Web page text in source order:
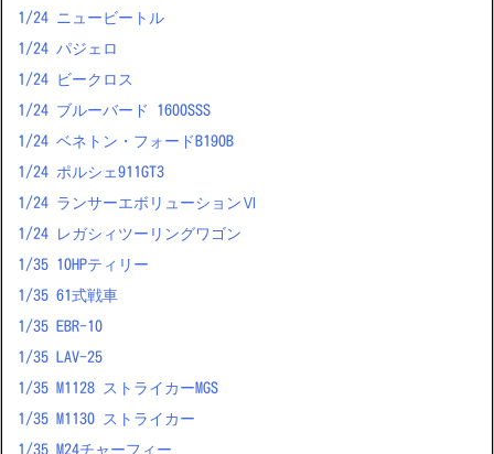
1/24 ニュービートル
1/24 パジェロ
1/24 ビークロス
1/24 ブルーバード 1600SSS
1/24 ベネトン・フォードB190B
1/24 ポルシェ911GT3
1/24 ランサーエボリューションⅥ
1/24 レガシィツーリングワゴン
1/35 10HPティリー
1/35 61式戦車
1/35 EBR-10
1/35 LAV-25
1/35 M1128 ストライカーMGS
1/35 M1130 ストライカー
1/35 M24チャーフィー